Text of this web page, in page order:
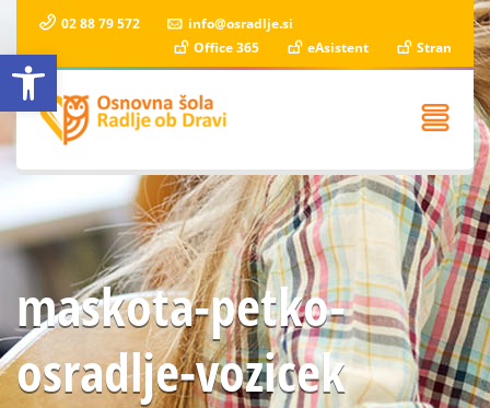
Open toolbar
02 88 79 572
info@osradlje.si
Office 365
eAsistent Stran
maskota-petko-
osradlje-vozicek